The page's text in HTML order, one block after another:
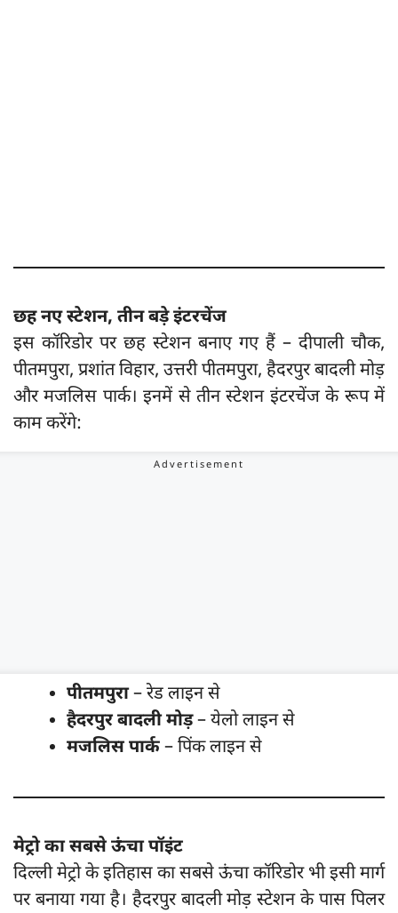
छह नए स्टेशन, तीन बड़े इंटरचेंज
इस कॉरिडोर पर छह स्टेशन बनाए गए हैं – दीपाली चौक,
पीतमपुरा, प्रशांत विहार, उत्तरी पीतमपुरा, हैदरपुर बादली मोड़
और मजलिस पार्क। इनमें से तीन स्टेशन इंटरचेंज के रूप में
काम करेंगे:
पीतमपुरा– रेड लाइन से
हैदरपुर बादली मोड़– येलो लाइन से
मजलिस पार्क– पिंक लाइन से
मेट्रो का सबसे ऊंचा पॉइंट
दिल्ली मेट्रो के इतिहास का सबसे ऊंचा कॉरिडोर भी इसी मार्ग
पर बनाया गया है। हैदरपुर बादली मोड़ स्टेशन के पास पिलर